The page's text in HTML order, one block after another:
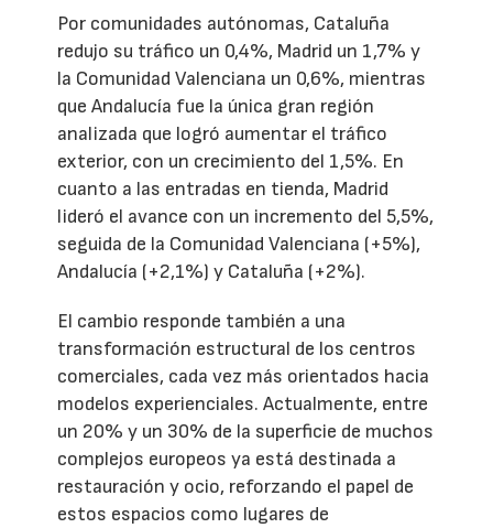
Por comunidades autónomas, Cataluña
redujo su tráfico un 0,4%, Madrid un 1,7% y
la Comunidad Valenciana un 0,6%, mientras
que Andalucía fue la única gran región
analizada que logró aumentar el tráfico
exterior, con un crecimiento del 1,5%. En
cuanto a las entradas en tienda, Madrid
lideró el avance con un incremento del 5,5%,
seguida de la Comunidad Valenciana (+5%),
Andalucía (+2,1%) y Cataluña (+2%).
El cambio responde también a una
transformación estructural de los centros
comerciales, cada vez más orientados hacia
modelos experienciales. Actualmente, entre
un 20% y un 30% de la superficie de muchos
complejos europeos ya está destinada a
restauración y ocio, reforzando el papel de
estos espacios como lugares de